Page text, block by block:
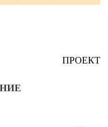
ПРОЕКТ